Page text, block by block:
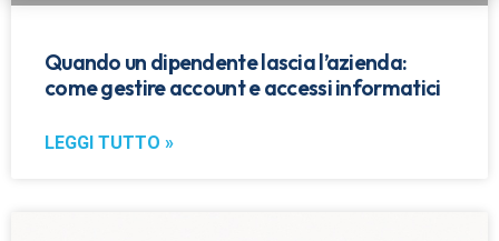
Quando un dipendente lascia l’azienda:
come gestire account e accessi informatici
LEGGI TUTTO »